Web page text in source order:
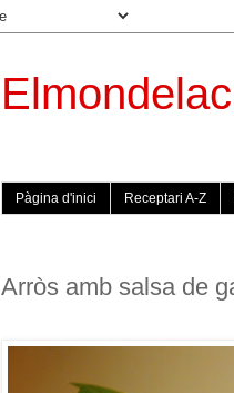
Pàgina d'inici Receptari A-Z
Arròs amb salsa de